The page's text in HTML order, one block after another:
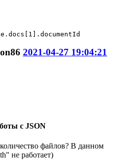
2021-04-27 19:04:21
с JSON
файлов? В данном
не работает)